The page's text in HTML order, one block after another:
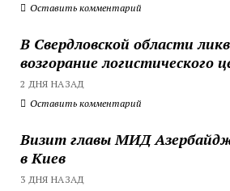
Оставить комментарий
В Свердловской области
возгорание логистического
2 ДНЯ НАЗАД
Оставить комментарий
Визит главы МИД
в Киев
3 ДНЯ НАЗАД